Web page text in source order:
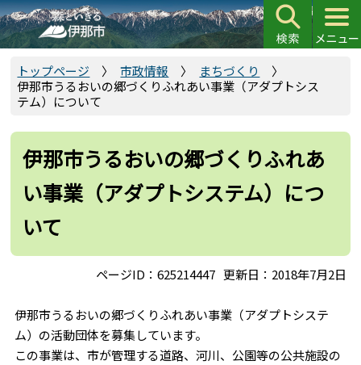
こ
の
ペ
先
トップページ 市政情報
まちづくり
伊那市うるおいの郷づくりふれあい事業（アダプトシス
テム）について
伊那市うるおいの郷づくりふれあ
い事業（アダプトシステム）につ
いて
ページID：625214447 更新日：2018年7月2日
伊那市うるおいの郷づくりふれあい事業（アダプトシステ
ム）の活動団体を募集しています。
この事業は、市が管理する道路、河川、公園等の公共施設の